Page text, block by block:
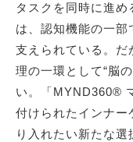
タスクを同時に進
は、認知機能の一部
支えられている。だ
理の一環として“脳
い。「MYND360®
付けられたインナー
り入れたい新たな選